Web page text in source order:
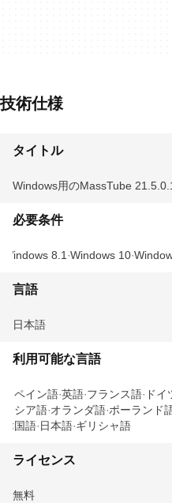
技術仕様
タイトル
Windows用のMassTube
必要条件
Windows 8.1 Windows 10
言語
日本語
利用可能な言語
スペイン語 英語 フランス語 ドイ
ロシア語 オランダ語 ポーランド
韓国語 日本語 ギリシャ語
ライセンス
無料